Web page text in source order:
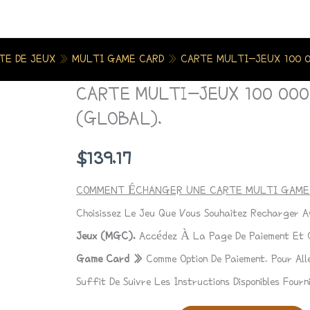
DE JEUX» MULTI GAME CARD» CARTE MULTI-JEUX 100
CARTE MULTI-JEUX 100
(GLOBAL).
$139.17
COMMENT ÉCHANGER UNE CARTE MULTI
Choisissez Le Jeu Que Vous Souhaitez Recharger
Jeux (MGC). Accédez À La Page De Paiement Et
Game Card » Comme Option De Paiement. Pour
Suffit De Suivre Les Instructions Disponibles
Quantité
De
MULTI-
000
POINTS